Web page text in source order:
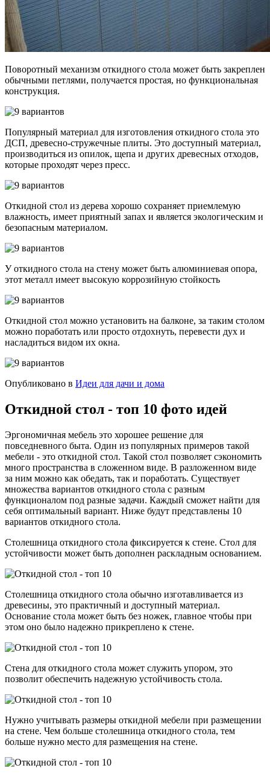
Поворотный механизм откидного стола может быть закреплен
обычными петлями, получается простая, но функциональная
конструкция.
Популярный материал для изготовления откидного стола это
ДСП, древесно-стружечные плиты. Это доступный материал,
производиться из опилок, щепа и других древесных отходов,
которые проходят через пресс.
Откидной стол из дерева хорошо сохраняет приемлемую
влажность, имеет приятный запах и является экологическим и
безопасным материалом.
У откидного стола на стену может быть алюминиевая опора,
этот металл имеет высокую коррозийную стойкость
Откидной стол можно установить на балконе, за таким столом
можно поработать или просто отдохнуть, перевести дух и
насладиться видом их окна.
Опубликовано в Идеи для дачи и дома
Откидной стол - топ 10 фото идей
Эргономичная мебель это хорошее решение для
повседневного быта. Один из популярных примеров такой
мебели - это откидной стол. Такой стол позволяет сэкономить
много пространства в сложенном виде. В разложенном виде
за ним можно как обедать, так и поработать. Существует
множества вариантов откидного стола с разным
функционалом под разные задачи. Каждый сможет найти для
себя оптимальный вариант. Ниже будут представлены 10
вариантов откидного стола.
Столешница откидного стола фиксируется к стене. Стол для
устойчивости может быть дополнен раскладным основанием.
Столешница откидного стола обычно изготавливается из
древесины, это практичный и доступный материал.
Основание стола может быть без ножек, главное чтобы при
этом оно было надежно прикреплено к стене.
Стена для откидного стола может служить упором, это
позволит обеспечить надежную устойчивость стола.
Нужно учитывать размеры откидной мебели при размещении
на стене. Чем больше столешница откидного стола, тем
больше нужно место для размещения на стене.